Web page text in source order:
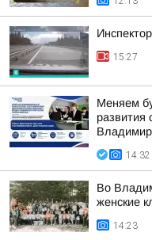
15:27
Меняем
развития
14:32
Во
женские
14:23